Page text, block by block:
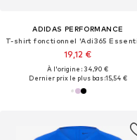
ADIDAS PERFORMANCE
19,12 €
À l'origine : 34,90 €
Dernier prix le plus bas :15,54 €